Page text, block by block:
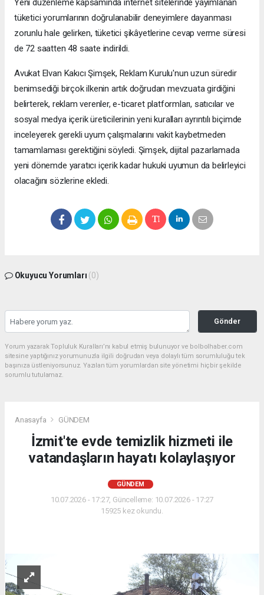
Yeni düzenleme kapsamında internet sitelerinde yayımlanan
tüketici yorumlarının doğrulanabilir deneyimlere dayanması
zorunlu hale gelirken, tüketici şikâyetlerine cevap verme süresi
de 72 saatten 48 saate indirildi.
Avukat Elvan Kakıcı Şimşek, Reklam Kurulu'nun uzun süredir
benimsediği birçok ilkenin artık doğrudan mevzuata girdiğini
belirterek, reklam verenler, e-ticaret platformları, satıcılar ve
sosyal medya içerik üreticilerinin yeni kuralları ayrıntılı biçimde
inceleyerek gerekli uyum çalışmalarını vakit kaybetmeden
tamamlaması gerektiğini söyledi. Şimşek, dijital pazarlamada
yeni dönemde yaratıcı içerik kadar hukuki uyumun da belirleyici
olacağını sözlerine ekledi.
Okuyucu Yorumları (0)
Gönder
Yorum yazarak Topluluk Kuralları’nı kabul etmiş bulunuyor ve bolbolhaber.com
sitesine yaptığınız yorumunuzla ilgili doğrudan veya dolaylı tüm sorumluluğu tek
başınıza üstleniyorsunuz. Yazılan tüm yorumlardan site yönetimi hiçbir şekilde
sorumlu tutulamaz.
Anasayfa GÜNDEM
İzmit'te evde temizlik hizmeti ile
vatandaşların hayatı kolaylaşıyor
GÜNDEM
10.07.2026 - 17:27, Güncelleme: 10.07.2026 - 17:27
15925 kez okundu.